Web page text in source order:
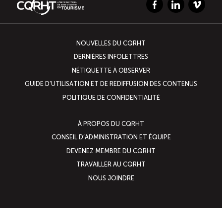
FacebookLinkedInVimeo
NOUVELLES DU CQRHT
DERNIÈRES INFOLETTRES
NÉTIQUETTE À OBSERVER
GUIDE D’UTILISATION ET DE REDIFFUSION DES CONTENUS
POLITIQUE DE CONFIDENTIALITÉ
À PROPOS DU CQRHT
CONSEIL D’ADMINISTRATION ET ÉQUIPE
DEVENEZ MEMBRE DU CQRHT
TRAVAILLER AU CQRHT
NOUS JOINDRE